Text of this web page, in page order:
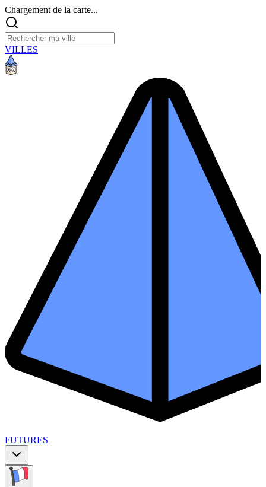
Chargement de la carte...
VILLES
FUTURES